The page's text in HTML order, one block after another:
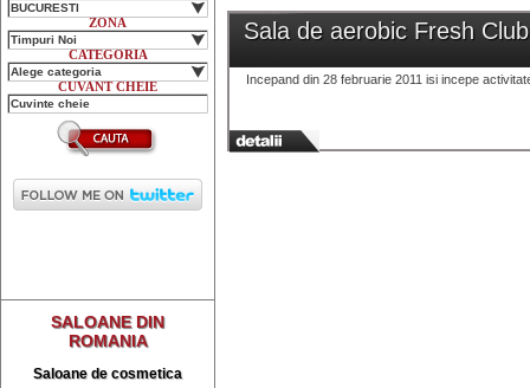
BUCURESTI
ZONA
Timpuri Noi
CATEGORIA
Alege categoria
CUVANT CHEIE
SALOANE DIN
ROMANIA
Saloane de cosmetica
Sala de aerobic Fresh Club
Incepand din 28 februarie 2011 isi incepe